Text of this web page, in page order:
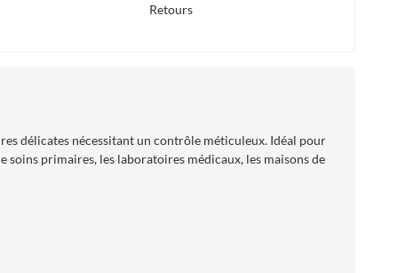
Retours
délicates nécessitant un contrôle méticuleux. Idéal pour
soins primaires, les laboratoires médicaux, les maisons de